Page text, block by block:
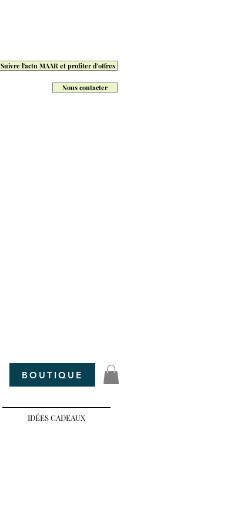
Suivre l'actu MAAR et profiter d'offres
Nous contacter
BOUTIQUE
IDÉES CADEAUX